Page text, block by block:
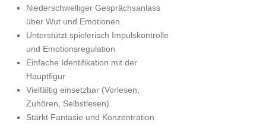
Niederschwelliger Gesprächsanlass
über Wut und Emotionen
Unterstützt spielerisch Impulskontrolle
und Emotionsregulation
Einfache Identifikation mit der
Hauptfigur
Vielfältig einsetzbar (Vorlesen,
Zuhören, Selbstlesen)
Stärkt Fantasie und Konzentration